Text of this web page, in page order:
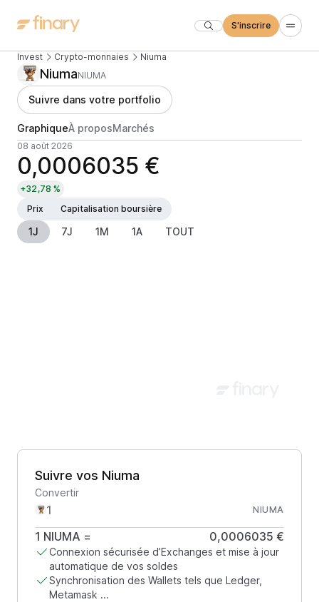
S'inscrire
Invest Crypto-monnaies Niuma
NiumaNIUMA
Suivre dans votre portfolio
GraphiqueÀ proposMarchés
08 août 2026
0,0006035 €
+32,78 %
Prix
Capitalisation boursière
1J 7J 1M 1A TOUT
Suivre vos Niuma
Convertir
NIUMA
1 NIUMA = 0,0006035 €
Connexion sécurisée d’Exchanges et mise à jour
automatique de vos soldes
Synchronisation des Wallets tels que Ledger,
Metamask ...